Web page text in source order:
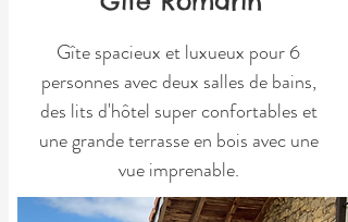
Gîte spacieux et luxueux pour 6
personnes avec deux salles de bains,
des lits d'hôtel super confortables et
une grande terrasse en bois avec une
vue imprenable.